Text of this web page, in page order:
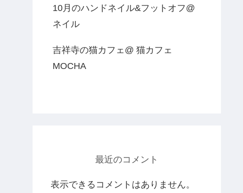
10月のハンドネイル&フットオフ@
ネイル
吉祥寺の猫カフェ@ 猫カフェ
MOCHA
最近のコメント
表示できるコメントはありません。